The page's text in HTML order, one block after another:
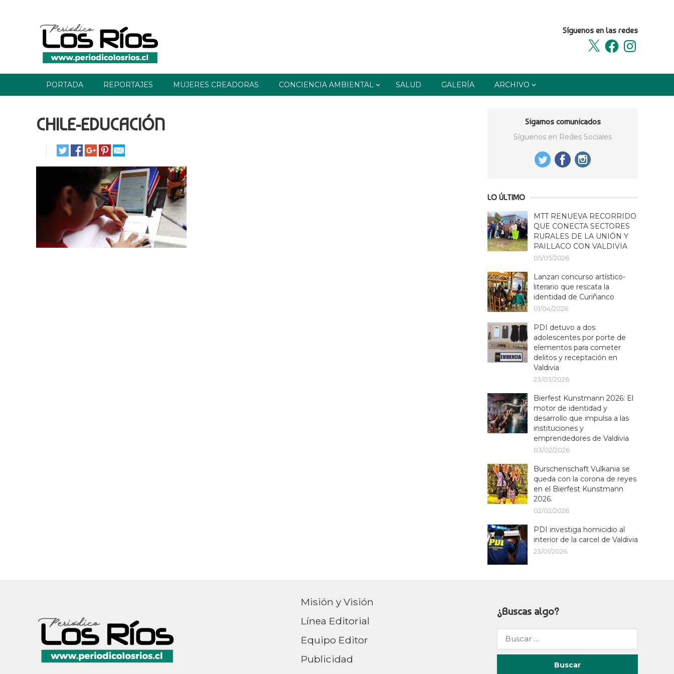
Síguenos en las redes
X
FacebookInstagram
PORTADA REPORTAJES MUJERES CREADORAS CONCIENCIA AMBIENTAL SALUD GALERÍA ARCHIVO
CHILE-EDUCACIÓN Sigamos comunicados
Síguenos en Redes Sociales
LO ÚLTIMO
MTT RENUEVA RECORRIDO
QUE CONECTA SECTORES
RURALES DE LA UNIÓN Y
PAILLACO CON VALDIVIA
05/05/2026
Lanzan concurso artístico-
literario que rescata la
identidad de Curiñanco
01/04/2026
PDI detuvo a dos
adolescentes por porte de
elementos para cometer
delitos y receptación en
Valdivia
23/03/2026
Bierfest Kunstmann 2026: El
motor de identidad y
desarrollo que impulsa a las
instituciones y
emprendedores de Valdivia
03/02/2026
Burschenschaft Vulkania se
queda con la corona de reyes
en el Bierfest Kunstmann
2026.
02/02/2026
PDI investiga homicidio al
interior de la carcel de Valdivia
23/01/2026
Misión y Visión
Línea Editorial
Equipo Editor
Publicidad
¿Buscas algo?
Buscar
por: